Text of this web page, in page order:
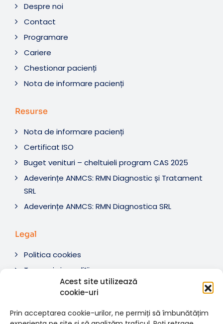
Acest site utilizează
cookie-uri
Prin acceptarea cookie-urilor, ne permiți să îmbunătățim
Despre noi
Contact
Programare
Cariere
Chestionar pacienți
Nota de informare pacienți
Resurse
Nota de informare pacienți
Certificat ISO
Buget venituri – cheltuieli program CAS 2025
Adeverințe ANMCS: RMN Diagnostic și Tratament
SRL
Adeverințe ANMCS: RMN Diagnostica SRL
Legal
Politica cookies
Termeni si condiții
Soluționare litigii